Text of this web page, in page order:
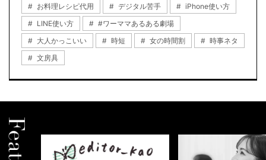
お料理レシピ代用
デジタル苦手
iPhone使い方
LINE使い方
#ワーママあるある劇場
大人かっこいい
時短 女の時間割
時事ネタ
文房具